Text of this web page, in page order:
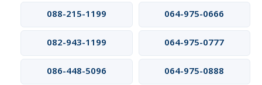
088-215-1199
064-975-0666
082-943-1199 064-975-0777
086-448-5096 064-975-0888